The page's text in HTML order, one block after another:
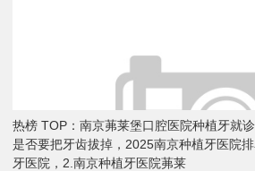
热榜 TOP：南京茀莱堡口腔医院种植牙就
是否要把牙齿拔掉，2025南京种植牙医院
牙医院，2.南京种植牙医院茀莱